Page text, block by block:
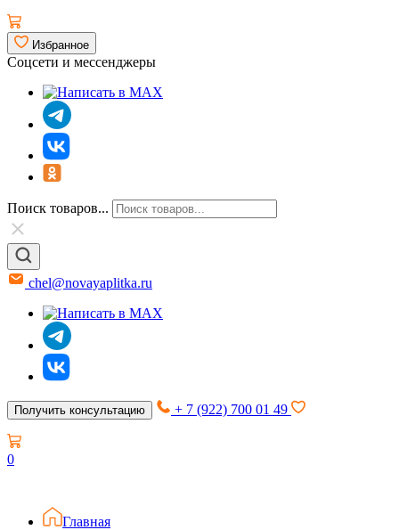
Избранное
Соцсети и мессенджеры
Поиск товаров...
chel@novayaplitka.ru
Получить консультацию + 7 (922) 700 01 49
0
Главная